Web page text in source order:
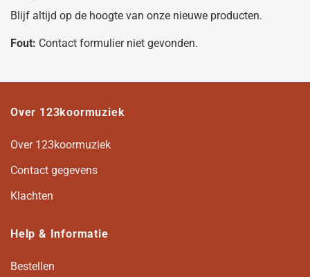
Blijf altijd op de hoogte van onze nieuwe producten.
Fout: Contact formulier niet gevonden.
Over 123koormuziek
Over 123koormuziek
Contact gegevens
Klachten
Help & Informatie
Bestellen